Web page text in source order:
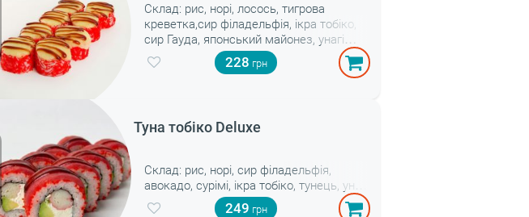
Склад: рис, норі, лосось, тигрова
креветка,сир філадельфія, ікра тобіко,
сир Гауда, японський майонез, унагі
соус Вага: 325 г228
Туна тобіко Deluxe
Склад: рис, норі, сир філадельфія,
авокадо, сурімі, ікра тобіко, тунець, унагі
соус. Вага: 325 г.249